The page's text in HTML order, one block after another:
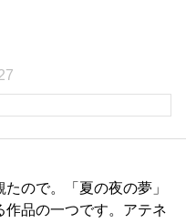
ので。「夏の夜の夢」
作品の一つです。アテネ